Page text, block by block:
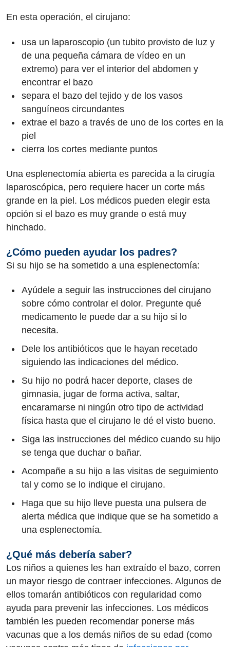
En esta operación, el cirujano:
usa un laparoscopio (un tubito provisto de luz y
de una pequeña cámara de vídeo en un
extremo) para ver el interior del abdomen y
encontrar el bazo
separa el bazo del tejido y de los vasos
sanguíneos circundantes
extrae el bazo a través de uno de los cortes en la
piel
cierra los cortes mediante puntos
Una esplenectomía abierta es parecida a la cirugía
laparoscópica, pero requiere hacer un corte más
grande en la piel. Los médicos pueden elegir esta
opción si el bazo es muy grande o está muy
hinchado.
¿Cómo pueden ayudar los padres?
Si su hijo se ha sometido a una esplenectomía:
Ayúdele a seguir las instrucciones del cirujano
sobre cómo controlar el dolor. Pregunte qué
medicamento le puede dar a su hijo si lo
necesita.
Dele los antibióticos que le hayan recetado
siguiendo las indicaciones del médico.
Su hijo no podrá hacer deporte, clases de
gimnasia, jugar de forma activa, saltar,
encaramarse ni ningún otro tipo de actividad
física hasta que el cirujano le dé el visto bueno.
Siga las instrucciones del médico cuando su hijo
se tenga que duchar o bañar.
Acompañe a su hijo a las visitas de seguimiento
tal y como se lo indique el cirujano.
Haga que su hijo lleve puesta una pulsera de
alerta médica que indique que se ha sometido a
una esplenectomía.
¿Qué más debería saber?
Los niños a quienes les han extraído el bazo, corren
un mayor riesgo de contraer infecciones. Algunos de
ellos tomarán antibióticos con regularidad como
ayuda para prevenir las infecciones. Los médicos
también les pueden recomendar ponerse más
vacunas que a los demás niños de su edad (como